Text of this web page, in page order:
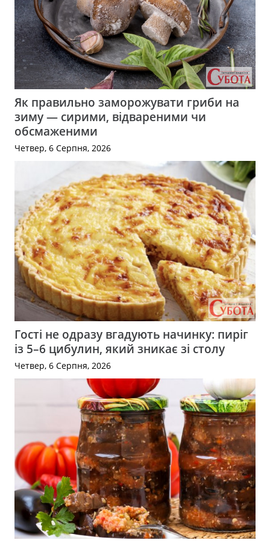
Як правильно заморожувати гриби на
зиму — сирими, відвареними чи
обсмаженими
Четвер, 6 Серпня, 2026
Гості не одразу вгадують начинку: пиріг
із 5–6 цибулин, який зникає зі столу
Четвер, 6 Серпня, 2026